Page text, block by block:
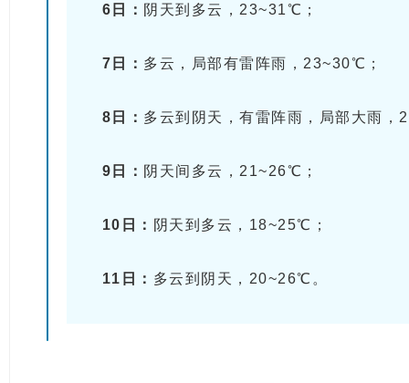
6日： 阴天到多云，23~31℃；
7日： 多云，局部有雷阵雨，23~30℃ ；
8日： 多云到阴天，有雷阵雨，局部大雨
9日： 阴天间多云，21~26℃ ；
10日： 阴天到多云，18~25℃ ；
11日： 多云到阴天，20~26℃。